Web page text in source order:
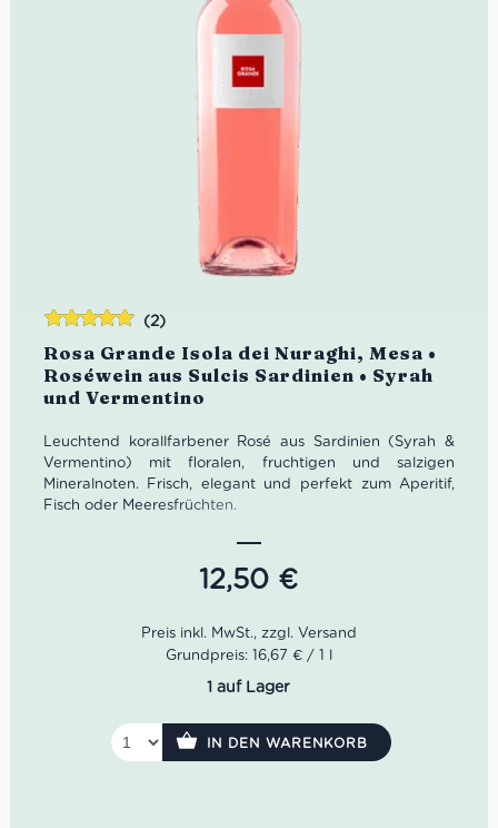
Rosa Grande Isola dei Nuraghi, Mesa •
Roséwein aus Sulcis Sardinien • Syrah
und Vermentino
(2)
Leuchtend korallfarbener Rosé aus Sardinien (Syrah &
Vermentino) mit floralen, fruchtigen und salzigen
Mineralnoten. Frisch, elegant und perfekt zum Aperitif,
Fisch oder Meeresfrüchten.
Sardinien, Italien (Region Sulcis)
Roséwein, trocken
Syrah, Vermentino
Fruchtige Noten von weißen Früchten,
Pfirsich, Zitrus; florale Nuancen; feine salzige Mineralität
mittlerem Körper und harmonischem Abgang
zu bewahren
Alkoholgehalt:ca. 13 % vol.
12,50 €
Bewertet
mit5.00von
5
Grundpreis: 16,67 € / 1 l
1 auf Lager
IN DEN WARENKORB